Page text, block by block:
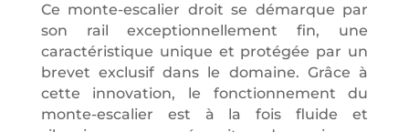
Ce monte-escalier droit se démarque par
son rail exceptionnellement fin, une
caractéristique unique et protégée par un
brevet exclusif dans le domaine. Grâce à
cette innovation, le fonctionnement du
monte-escalier est à la fois fluide et